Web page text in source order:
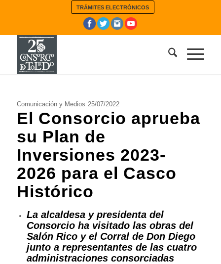
TRÁMITES ELECTRÓNICOS
Comunicación y Medios 25/07/2022
El Consorcio aprueba
su Plan de
Inversiones 2023-
2026 para el Casco
Histórico
La alcaldesa y presidenta del
Consorcio ha visitado las obras del
Salón Rico y el Corral de Don Diego
junto a representantes de las cuatro
administraciones consorciadas